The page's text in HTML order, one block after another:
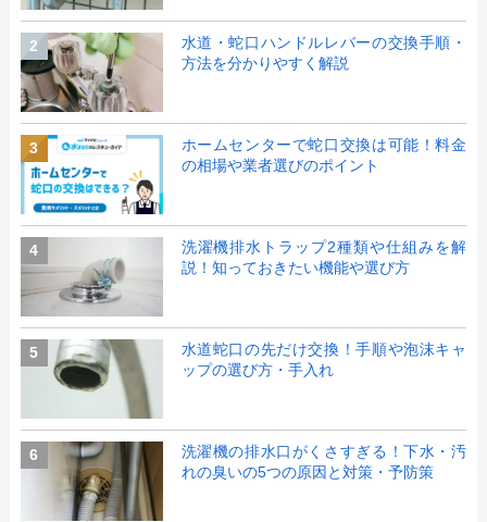
2
水道・蛇口ハンドルレバーの交換手順・
方法を分かりやすく解説
3
ホームセンターで蛇口交換は可能！料金
の相場や業者選びのポイント
4
洗濯機排水トラップ2種類や仕組みを解
説！知っておきたい機能や選び方
5
水道蛇口の先だけ交換！手順や泡沫キャ
ップの選び方・手入れ
6
洗濯機の排水口がくさすぎる！下水・汚
れの臭いの5つの原因と対策・予防策